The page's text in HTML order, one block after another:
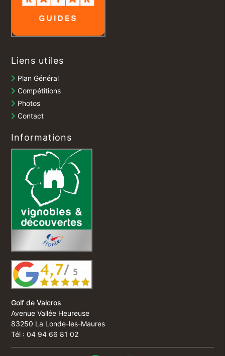
Liens utiles
Plan Général
Compétitions
Photos
Contact
Informations
Golf de Valcros
Avenue Vallée Heureuse
83250 La Londe-les-Maures
Tél : 04 94 66 81 02